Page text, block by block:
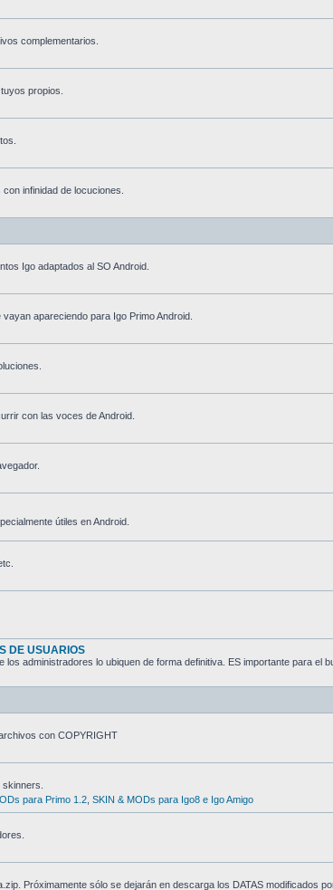
complementarios.
propios.
infinidad de locuciones.
Igo adaptados al SO Android.
apareciendo para Igo Primo Android.
con las voces de Android.
útiles en Android.
DE USUARIOS
los administradores lo ubiquen de forma definitiva. ES importante para el
con COPYRIGHT
para Primo 1.2 SKIN & MODs para Igo8 e Igo Amigo
Próximamente sólo se dejarán en descarga los DATAS modificados